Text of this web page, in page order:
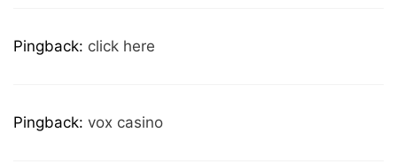
Pingback: click here
Pingback: vox casino